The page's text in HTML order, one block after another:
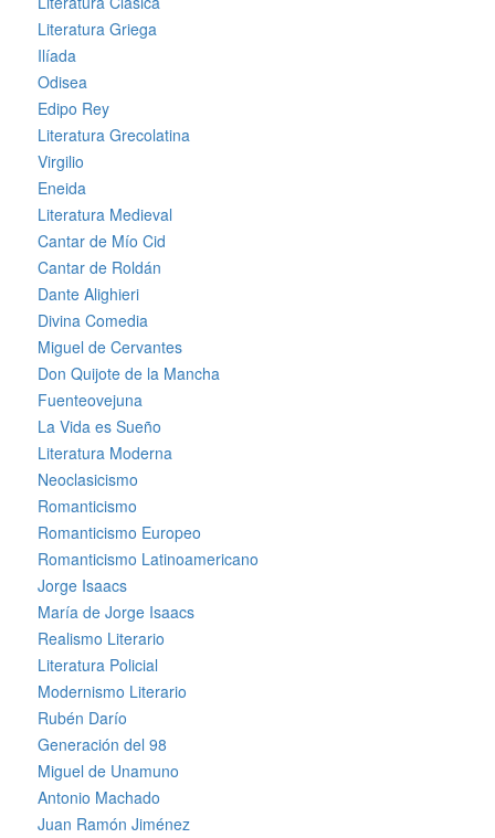
Literatura Griega
Ilíada
Odisea
Edipo Rey
Literatura Grecolatina
Virgilio
Eneida
Literatura Medieval
Cantar de Mío Cid
Cantar de Roldán
Dante Alighieri
Divina Comedia
Miguel de Cervantes
Don Quijote de la Mancha
Fuenteovejuna
La Vida es Sueño
Literatura Moderna
Neoclasicismo
Romanticismo
Romanticismo Europeo
Romanticismo Latinoamericano
Jorge Isaacs
María de Jorge Isaacs
Realismo Literario
Literatura Policial
Modernismo Literario
Rubén Darío
Generación del 98
Miguel de Unamuno
Antonio Machado
Juan Ramón Jiménez